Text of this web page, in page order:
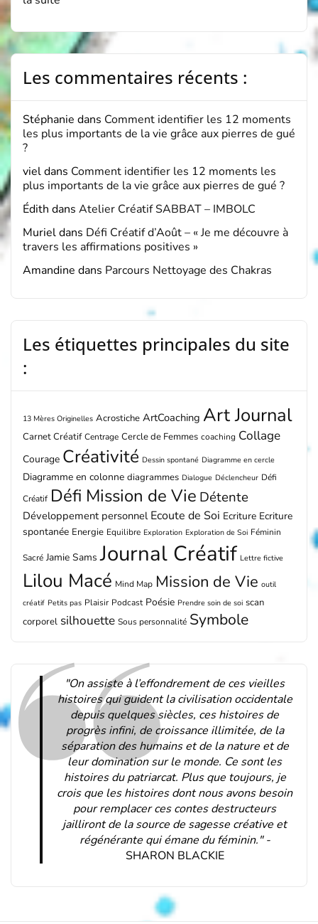
Les commentaires récents :
Stéphanie dans Comment identifier les 12 moments
les plus importants de la vie grâce aux pierres de gué
?
vieldans Comment identifier les 12 moments les
plus importants de la vie grâce aux pierres de gué ?
Édith dans Atelier Créatif SABBAT – IMBOLC
Murieldans Défi Créatif d’Août – « Je me découvre à
travers les affirmations positives »
Amandine dans Parcours Nettoyage des Chakras
Les étiquettes principales du site
:
13 Mères Originelles Acrostiche ArtCoaching Art Journal
Carnet Créatif Centrage Cercle de Femmes coaching Collage
Courage Créativité Dessin spontané Diagramme en cercle
Diagramme en colonne diagrammes Dialogue Déclencheur Défi
Créatif Défi Mission de Vie Détente
Développement personnel Ecoute de Soi Ecriture Ecriture
spontanée Energie Equilibre Exploration Exploration de Soi Féminin
Sacré Jamie Sams Journal Créatif Lettre fictive
Lilou Macé Mind Map Mission de Vie outil
créatif Petits pas Plaisir Podcast Poésie Prendre soin de soi scan
corporel silhouette Sous personnalité Symbole
"On assiste à l’effondrement de ces vieilles
histoires qui guident la civilisation occidentale
depuis quelques siècles, ces histoires de
progrès infini, de croissance illimitée, de la
séparation des humains et de la nature et de
leur domination sur le monde. Ce sont les
histoires du patriarcat. Plus que toujours, je
crois que les histoires dont nous avons besoin
pour remplacer ces contes destructeurs
jailliront de la source de sagesse créative et
régénérante qui émane du féminin." -
SHARON BLACKIE